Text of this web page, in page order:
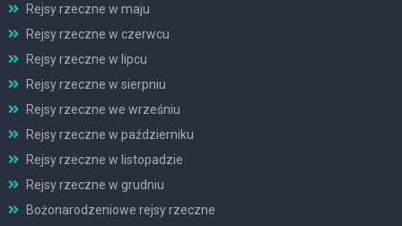
Rejsy rzeczne w maju
Rejsy rzeczne w czerwcu
Rejsy rzeczne w lipcu
Rejsy rzeczne w sierpniu
Rejsy rzeczne we wrześniu
Rejsy rzeczne w październiku
Rejsy rzeczne w listopadzie
Rejsy rzeczne w grudniu
Bożonarodzeniowe rejsy rzeczne